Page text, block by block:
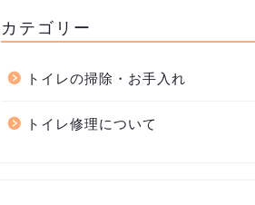
カテゴリー
トイレの掃除・お手入れ
トイレ修理について